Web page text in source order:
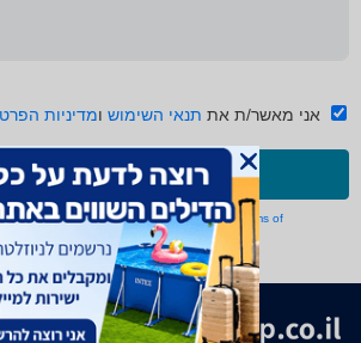
אני מאשר/ת את תנאי השימוש ומדיניות
שליחה
and the GooglePrivacy Policyand Terms of